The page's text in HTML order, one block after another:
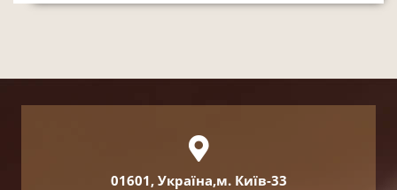
01601, Україна,м. Київ-33